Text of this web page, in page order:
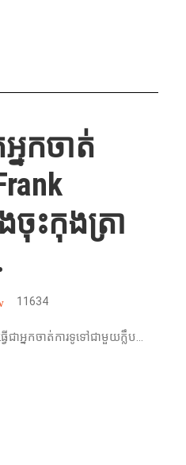
នកចាត់
ចុះកុងត្រា
11634
ជាអ្នកចាត់ការទូទៅជាមួយក្លឹប...